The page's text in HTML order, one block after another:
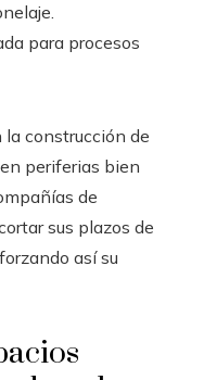
para procesos
construcción de
periferias bien
de
sus plazos de
así su